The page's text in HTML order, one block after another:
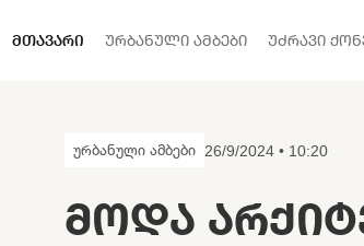
ᲛᲗᲐᲕᲐᲠᲘ ᲣᲠᲑᲐᲜᲣᲚᲘ ᲐᲛᲑᲔᲑᲘ ᲣᲫᲠᲐᲕᲘ
ურბანული ამბები 26/9/2024 • 10:20
ᲛᲝᲓᲐ